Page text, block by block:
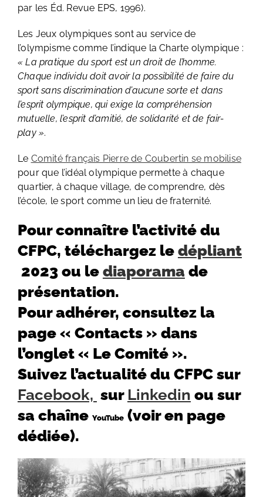
par les Éd. Revue EPS, 1996).
Les Jeux olympiques sont au service de
l’olympisme comme l’indique la Charte olympique :
«La pratique du sport est un droit de l’homme.
Chaque individu doit avoir la possibilité de faire du
sport sans discrimination d’aucune sorte et dans
l’esprit olympique, qui exige la compréhension
mutuelle, l’esprit d’amitié, de solidarité et de fair-
play ».
Le Comité français Pierre de Coubertin se mobilise
pour que l’idéal olympique permette à chaque
quartier, à chaque village, de comprendre, dès
l’école, le sport comme un lieu de fraternité.
Pour connaître l’activité du
CFPC, téléchargez le dépliant
2023 ou le diaporama de
présentation.
Pour adhérer, consultez la
page « Contacts » dans
l’onglet « Le Comité ».
Suivez l’actualité du CFPC sur
Facebook, sur Linkedin ou sur
sa chaîne YouTube(voir en page
dédiée).